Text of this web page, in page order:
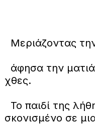
Μεριάζοντας
άφησα την
χθες.
Το παιδί της
σκονισμένο σε